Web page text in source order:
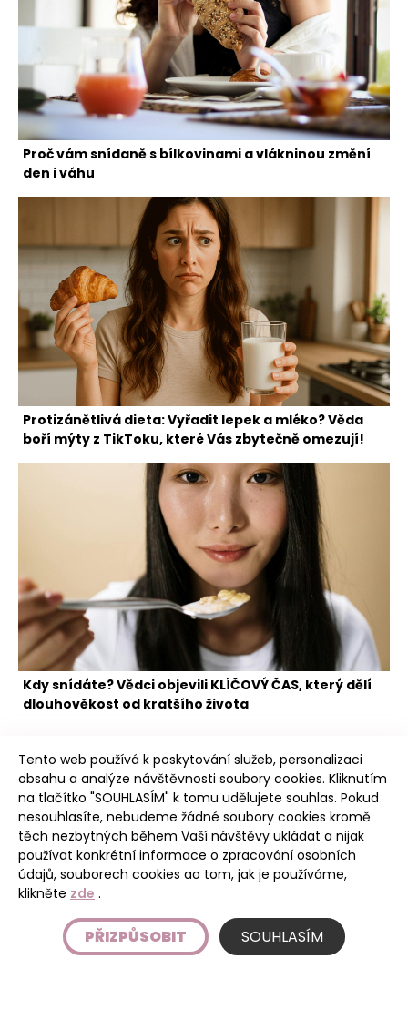
Proč vám snídaně s bílkovinami a vlákninou změní
den i váhu
Protizánětlivá dieta: Vyřadit lepek a mléko? Věda
boří mýty z TikToku, které Vás zbytečně omezují!
Kdy snídáte? Vědci objevili KLÍČOVÝ ČAS, který dělí
dlouhověkost od kratšího života
Poudree
Úvod
Etický kodex
Tento web používá k poskytování služeb, personalizaci
obsahu a analýze návštěvnosti soubory cookies. Kliknutím
na tlačítko "SOUHLASÍM" k tomu udělujete souhlas. Pokud
nesouhlasíte, nebudeme žádné soubory cookies kromě
těch nezbytných během Vaší návštěvy ukládat a nijak
používat konkrétní informace o zpracování osobních
údajů, souborech cookies ao tom, jak je používáme,
klikněte zde .
PŘIZPŮSOBIT SOUHLASÍM